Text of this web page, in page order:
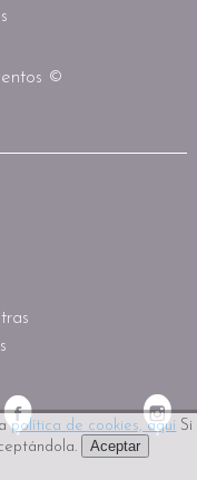
política de cookies, aquí Si
Aceptar
©